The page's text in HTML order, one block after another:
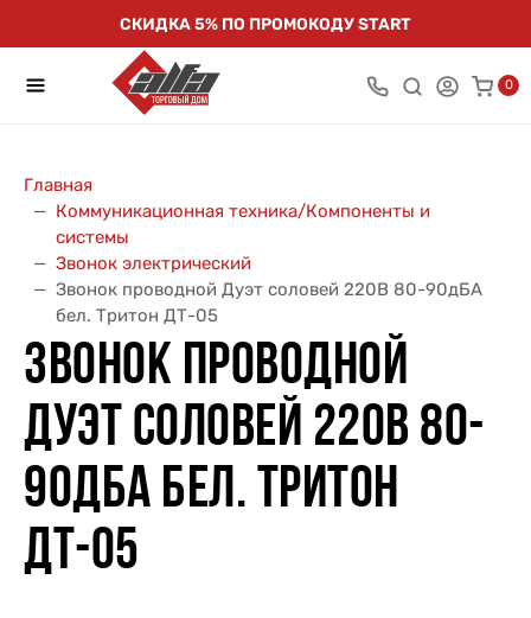
СКИДКА 5% ПО ПРОМОКОДУ START
0
Главная
Коммуникационная техника/Компоненты и
системы
Звонок электрический
Звонок проводной Дуэт соловей 220В 80-90дБА
бел. Тритон ДТ-05
ЗВОНОК ПРОВОДНОЙ
ДУЭТ СОЛОВЕЙ 220В 80-
90ДБА БЕЛ. ТРИТОН
ДТ-05